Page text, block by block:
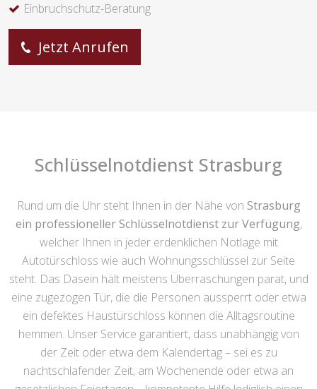
Einbruchschutz-Beratung
Jetzt Anrufen
Schlüsselnotdienst Strasburg
Rund um die Uhr steht Ihnen in der Nähe von Strasburg
ein professioneller Schlüsselnotdienst zur Verfügung,
welcher Ihnen in jeder erdenklichen Notlage mit
Autotürschloss wie auch Wohnungsschlüssel zur Seite
steht. Das Dasein hält meistens Überraschungen parat, und
eine zugezogen Tür, die die Personen aussperrt oder etwa
ein defektes Haustürschloss können die Alltagsroutine
hemmen. Unser Service garantiert, dass unabhängig von
der Zeit oder etwa dem Kalendertag – sei es zu
nachtschlafender Zeit, am Wochenende oder etwa an